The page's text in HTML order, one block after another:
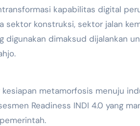
kapabilitas digital
sektor konstruksi, sektor jalan
digunakan dimaksud dijalankan
kesiapan metamorfosis menuju
Readiness INDI 4.0 yang